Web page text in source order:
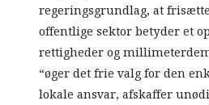
regeringsgrundlag, at
offentlige sektor betyder et
rettigheder og
“øger det frie valg for den
lokale ansvar, afskaffer